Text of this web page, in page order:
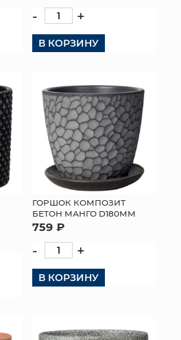
- +
В КОРЗИНУ
ГОРШОК КОМПОЗИТ
БЕТОН МАНГО D180ММ
759 ₽
- +
В КОРЗИНУ